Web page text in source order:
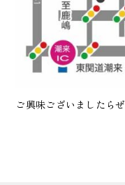
ご興味ございましたら